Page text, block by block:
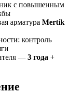
с повышенным
арматура Mertik
контроль
— 3 года +